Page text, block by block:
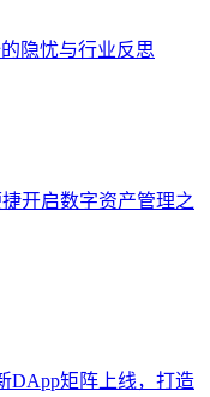
隐忧与行业反思
开启数字资产管理之
DApp矩阵上线，打造